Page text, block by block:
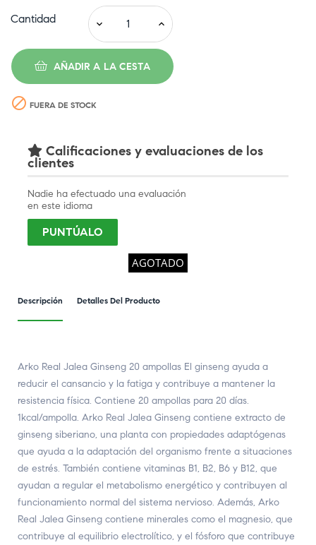
AGOTADO
Cantidad
AÑADIR A LA CESTA
 FUERA DE STOCK
Calificaciones y evaluaciones de los
clientes
Nadie ha efectuado una evaluación
en este idioma
PUNTÚALO
Descripción Detalles Del Producto
Arko Real Jalea Ginseng 20 ampollas El ginseng ayuda a
reducir el cansancio y la fatiga y contribuye a mantener la
resistencia física. Contiene 20 ampollas para 20 días.
1kcal/ampolla. Arko Real Jalea Ginseng contiene extracto de
ginseng siberiano, una planta con propiedades adaptógenas
que ayuda a la adaptación del organismo frente a situaciones
de estrés. También contiene vitaminas B1, B2, B6 y B12, que
ayudan a regular el metabolismo energético y contribuyen al
funcionamiento normal del sistema nervioso. Además, Arko
Real Jalea Ginseng contiene minerales como el magnesio, que
contribuye al equilibrio electrolítico, y el fósforo que contribuye